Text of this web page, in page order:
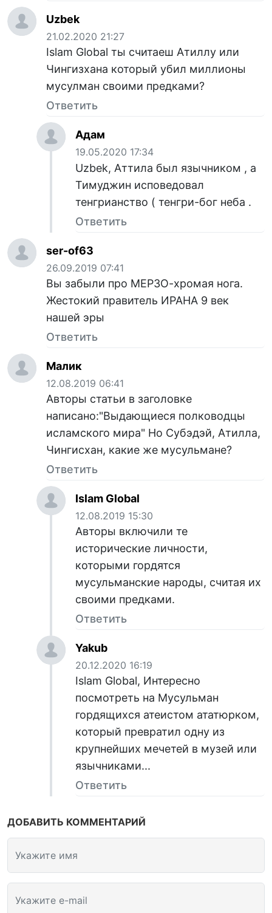
Uzbek
21.02.2020 21:27
Islam Global ты считаеш Атиллу или
Чингизхана который убил миллионы
мусулман своими предками?
Ответить
Адам
19.05.2020 17:34
Uzbek, Аттила был язычником , а
Тимуджин исповедовал
тенгрианство ( тенгри-бог неба .
Ответить
ser-of63
26.09.2019 07:41
Вы забыли про МЕРЗО-хромая нога.
Жестокий правитель ИРАНА 9 век
нашей эры
Ответить
Малик
12.08.2019 06:41
Авторы статьи в заголовке
написано:"Выдающиеся полководцы
исламского мира" Но Субэдэй, Атилла,
Чингисхан, какие же мусульмане?
Ответить
Islam Global
12.08.2019 15:30
Авторы включили те
исторические личности,
которыми гордятся
мусульманские народы, считая их
своими предками.
Ответить
Yakub
20.12.2020 16:19
Islam Global, Интересно
посмотреть на Мусульман
гордящихся атеистом ататюрком,
который превратил одну из
крупнейших мечетей в музей или
язычниками...
Ответить
ДОБАВИТЬ КОММЕНТАРИЙ
Укажите имя
Укажите e-mail